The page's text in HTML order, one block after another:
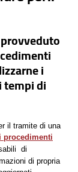
i
tempi di
il tramite di una
procedimenti
di
di propria